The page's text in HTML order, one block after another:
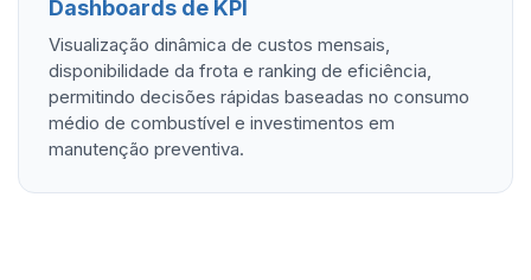
Dashboards de KPI
Visualização dinâmica de custos mensais,
disponibilidade da frota e ranking de eficiência,
permitindo decisões rápidas baseadas no consumo
médio de combustível e investimentos em
manutenção preventiva.